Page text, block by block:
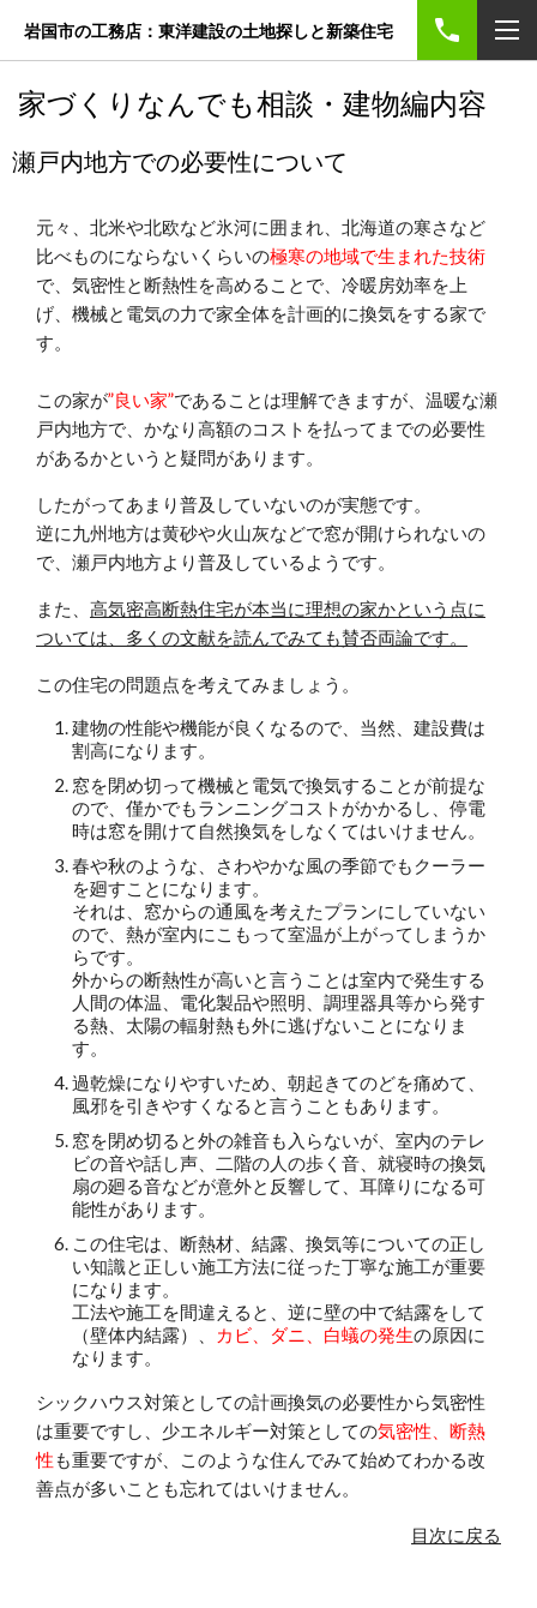
岩国市の工務店：東洋建設の土地探しと新築住宅
家づくりなんでも相談・建物編内容
瀬戸内地方での必要性について
元々、北米や北欧など氷河に囲まれ、北海道の寒さなど
比べものにならないくらいの極寒の地域で生まれた技術
で、気密性と断熱性を高めることで、冷暖房効率を上
げ、機械と電気の力で家全体を計画的に換気をする家で
す。
この家が”良い家”であることは理解できますが、温暖な瀬
戸内地方で、かなり高額のコストを払ってまでの必要性
があるかというと疑問があります。
したがってあまり普及していないのが実態です。
逆に九州地方は黄砂や火山灰などで窓が開けられないの
で、瀬戸内地方より普及しているようです。
また、 高気密高断熱住宅が本当に理想の家かという点に
ついては、多くの文献を読んでみても賛否両論です。
この住宅の問題点を考えてみましょう。
建物の性能や機能が良くなるので、当然、建設費は
割高になります。
窓を閉め切って機械と電気で換気することが前提な
ので、僅かでもランニングコストがかかるし、停電
時は窓を開けて自然換気をしなくてはいけません。
春や秋のような、さわやかな風の季節でもクーラー
を廻すことになります。
それは、窓からの通風を考えたプランにしていない
ので、熱が室内にこもって室温が上がってしまうか
らです。
外からの断熱性が高いと言うことは室内で発生する
人間の体温、電化製品や照明、調理器具等から発す
る熱、太陽の輻射熱も外に逃げないことになりま
す。
過乾燥になりやすいため、朝起きてのどを痛めて、
風邪を引きやすくなると言うこともあります。
窓を閉め切ると外の雑音も入らないが、室内のテレ
ビの音や話し声、二階の人の歩く音、就寝時の換気
扇の廻る音などが意外と反響して、耳障りになる可
能性があります。
この住宅は、断熱材、結露、換気等についての正し
い知識と正しい施工方法に従った丁寧な施工が重要
になります。
工法や施工を間違えると、逆に壁の中で結露をして
（壁体内結露）、
カビ、ダニ、白蟻の発生の原因に
なります。
シックハウス対策としての計画換気の必要性から気密性
は重要ですし、少エネルギー対策としての気密性、断熱
性 も重要ですが、このような住んでみて始めてわかる改
善点が多いことも忘れてはいけません。
目次に戻る